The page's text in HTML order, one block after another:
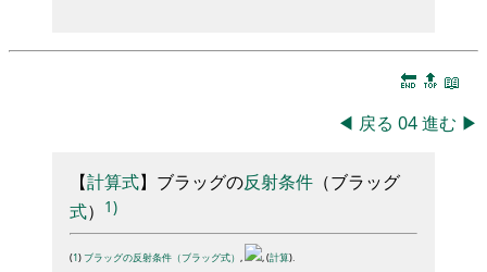
🔚 🔝 📖
◀ 戻る 04進む ▶
【計算式】 ブラッグの反射条件 （ブラッグ
式） 1)
(1)ブラッグの反射条件（ブラッグ式） , , (計算).